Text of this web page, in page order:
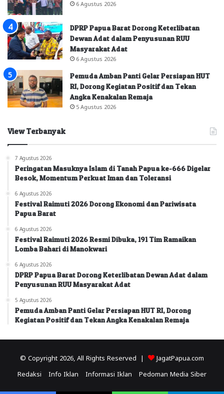
6 Agustus 2026
DPRP Papua Barat Dorong Keterlibatan
Dewan Adat dalam Penyusunan RUU
Masyarakat Adat
6 Agustus 2026
Pemuda Amban Panti Gelar Persiapan HUT
RI, Dorong Kegiatan Positif dan Tekan
Angka Kenakalan Remaja
5 Agustus 2026
View Terbanyak
7 Agustus 2026
Peringatan Masuknya Islam di Tanah Papua ke-666 Digelar
Besok, Momentum Perkuat Iman dan Toleransi
6 Agustus 2026
Festival Raimuti 2026 Dorong Ekonomi dan Pariwisata
Papua Barat
6 Agustus 2026
Festival Raimuti 2026 Resmi Dibuka, 191 Tim Ramaikan
Lomba Bahari di Manokwari
6 Agustus 2026
DPRP Papua Barat Dorong Keterlibatan Dewan Adat dalam
Penyusunan RUU Masyarakat Adat
5 Agustus 2026
Pemuda Amban Panti Gelar Persiapan HUT RI, Dorong
Kegiatan Positif dan Tekan Angka Kenakalan Remaja
© Copyright 2026, All Rights Reserved | JagatPapua.com
Redaksi Info Iklan Informasi Iklan Pedoman Media Siber